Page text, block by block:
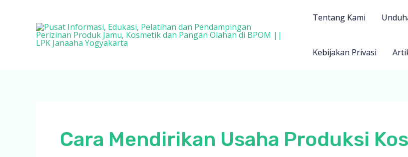
Tentang Kami
Kebijakan Privasi
Cara Mendirikan Usaha Produksi